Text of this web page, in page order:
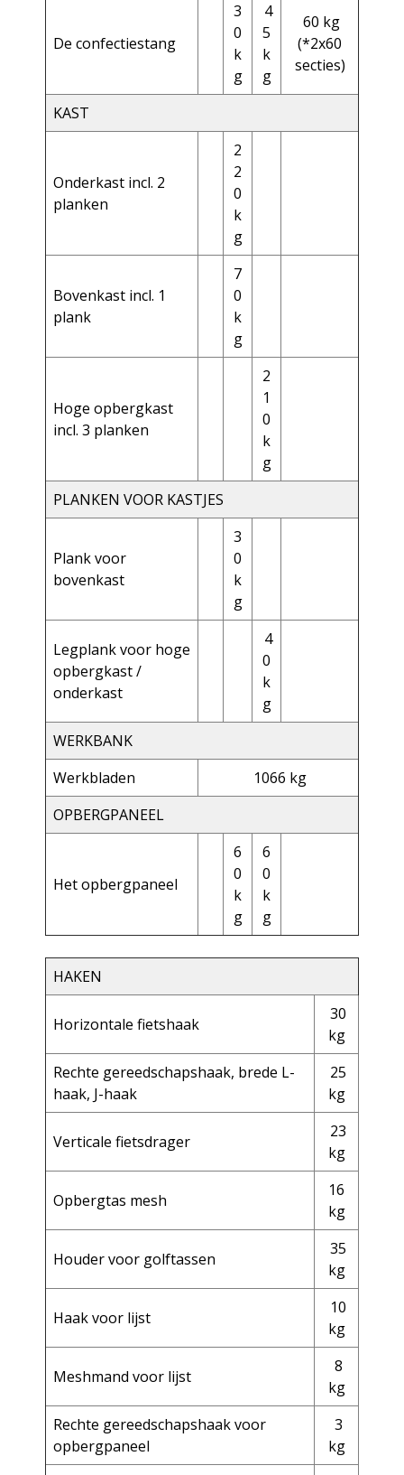
De confectiestang
3
0
k
g
4
5
k
g
60 kg
(*2x60
secties)
KAST
Onderkast incl. 2
planken
2
2
0
k
g
Bovenkast incl. 1
plank
7
0
k
g
Hoge opbergkast
incl. 3 planken
2
1
0
k
g
PLANKEN VOOR KASTJES
Plank voor
bovenkast
3
0
k
g
Legplank voor hoge
opbergkast /
onderkast
4
0
k
g
WERKBANK
Werkbladen
1066 kg
OPBERGPANEEL
Het opbergpaneel
6
0
k
g
6
0
k
g
HAKEN
Horizontale fietshaak
30
kg
Rechte gereedschapshaak, brede L-
haak, J-haak
25
kg
Verticale fietsdrager
23
kg
Opbergtas mesh
16
kg
Houder voor golftassen
35
kg
Haak voor lijst
10
kg
Meshmand voor lijst
8
kg
Rechte gereedschapshaak voor
opbergpaneel
3
kg